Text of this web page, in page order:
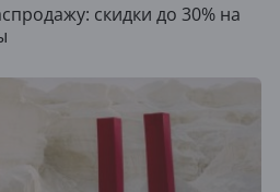
скидки до 30% на